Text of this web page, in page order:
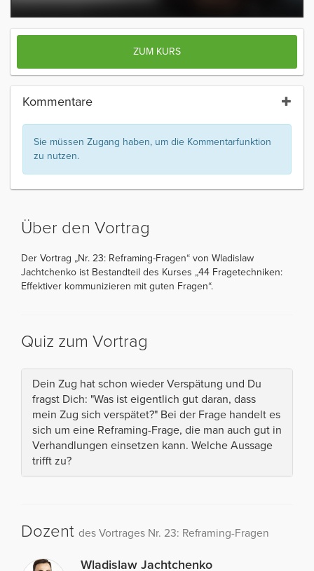
ZUM KURS
Kommentare
Sie müssen Zugang haben, um die Kommentarfunktion
zu nutzen.
Über den Vortrag
Der Vortrag „Nr. 23: Reframing-Fragen“ von Wladislaw
Jachtchenko ist Bestandteil des Kurses „44 Fragetechniken:
Effektiver kommunizieren mit guten Fragen“.
Quiz zum Vortrag
Dein Zug hat schon wieder Verspätung und Du
fragst Dich: "Was ist eigentlich gut daran, dass
mein Zug sich verspätet?" Bei der Frage handelt es
sich um eine Reframing-Frage, die man auch gut in
Verhandlungen einsetzen kann. Welche Aussage
trifft zu?
Dozent des Vortrages Nr. 23: Reframing-Fragen
Wladislaw Jachtchenko